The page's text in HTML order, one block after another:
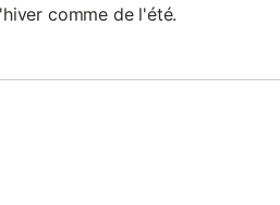
comme de l'été.